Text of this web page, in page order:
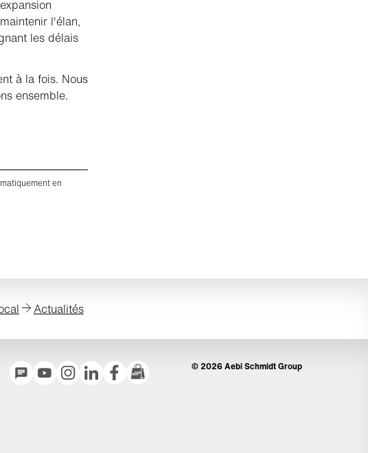
l'élan,
les délais
à la fois. Nous
ensemble.
en
Actualités
© 2026 Aebi Schmidt Group